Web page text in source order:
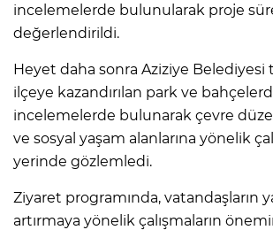
incelemelerde bulunularak proje
değerlendirildi.
Heyet daha sonra Aziziye Belediyesi
ilçeye kazandırılan park ve
incelemelerde bulunarak çevre
ve sosyal yaşam alanlarına yönelik
yerinde gözlemledi.
Ziyaret programında, vatandaşların
artırmaya yönelik çalışmaların